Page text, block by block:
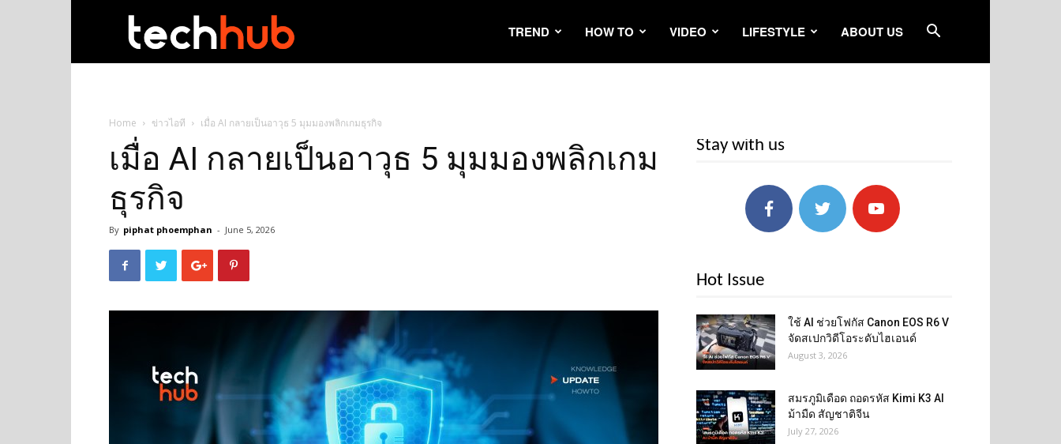
TREND HOW TO VIDEO LIFESTYLE ABOUT US
Home ข่าวไอที เมื่อ AI กลายเป็นอาวุธ 5 มุมมองพลิกเกมธุรกิจ
เมื่อ AI กลายเป็นอาวุธ 5 มุมมองพลิกเกม
ธุรกิจ
By piphat phoemphan - June 5, 2026
Stay with us
Hot Issue
ใช้ AI ช่วยโฟกัส Canon EOS R6 V
จัดสเปกวิดีโอระดับไฮเอนด์
August 3, 2026
สมรภูมิเดือด ถอดรหัส Kimi K3 AI
ม้ามืด สัญชาติจีน
July 27, 2026